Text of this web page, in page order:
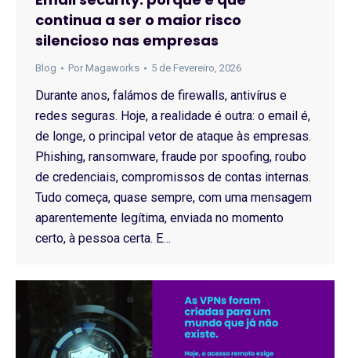
continua a ser o maior risco
silencioso nas empresas
Blog Por Magaworks 5 de Fevereiro, 2026
Durante anos, falámos de firewalls, antivírus e
redes seguras. Hoje, a realidade é outra: o email é,
de longe, o principal vetor de ataque às empresas.
Phishing, ransomware, fraude por spoofing, roubo
de credenciais, compromissos de contas internas.
Tudo começa, quase sempre, com uma mensagem
aparentemente legítima, enviada no momento
certo, à pessoa certa. E…